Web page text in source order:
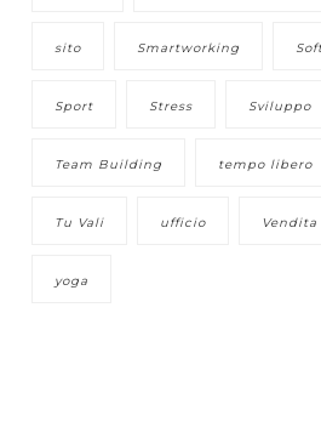
sito Smartworking
Sport Stress Sviluppo
Team Building tempo libero
Tu Vali ufficio Vendita
yoga